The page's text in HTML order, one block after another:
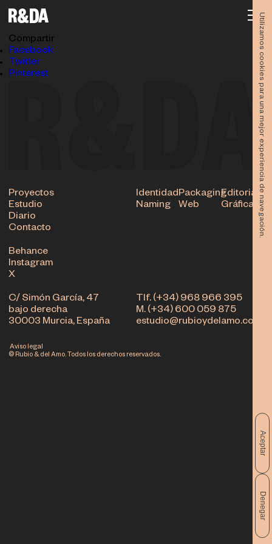
Utilizamos cookies para una mejor experiencia de navegación.
Aceptar
Denegar
30.11.2017
Compartir
Facebook
Twitter
Pinterest
Tlf. (+34) 968 966 395
M. (+34) 600 059 875
estudio@rubioydelamo.com
C/ Simón García, 47
bajo derecha
30003 Murcia, España
Proyectos
Estudio
Diario
Contacto
IdentidadPackagingEditorial
Naming
Web Gráfica
Behance
Instagram
X
© Rubio & del Amo. Todos los derechos reservados.
Aviso legal